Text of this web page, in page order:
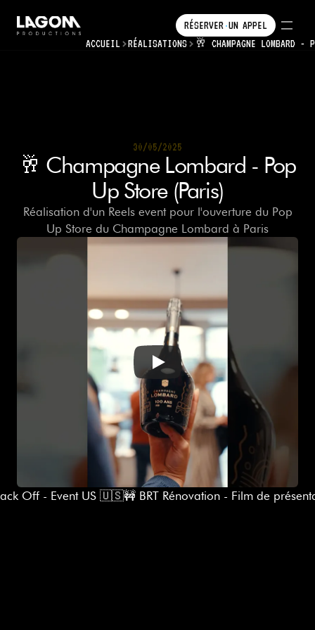
RÉSERVER UN APPEL
RÉSERVER UN APPEL
ACCUEIL
RÉALISATIONS
•
🥂 CHAMPAGNE LOMBARD -
30/05/2025
30/05/2025
🥂 Champagne Lombard - Pop
Up Store (Paris)
Réalisation d'un Reels event pour l'ouverture du Pop
Up Store du Champagne Lombard à Paris
Off - Event US 🇺🇸🚧 BRT Rénovation - Film de